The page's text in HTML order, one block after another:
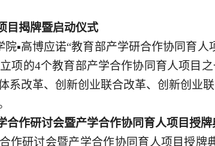
目揭牌暨启动仪式
▪高博应诺“教育部产学研合作协同育人
项的4个教育部产学合作协同育人项目
系改革、创新创业联合改革、创新创业
合作研讨会暨产学合作协同育人项目授牌
作研讨会暨产学合作协同育人项目授牌